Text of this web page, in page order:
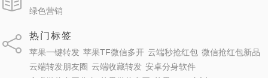
绿色营销
热门标签
苹果一键转发 苹果TF微信多开 云端秒抢红包 微信抢红包新品
云端转发朋友圈 云端收藏转发 安卓分身软件